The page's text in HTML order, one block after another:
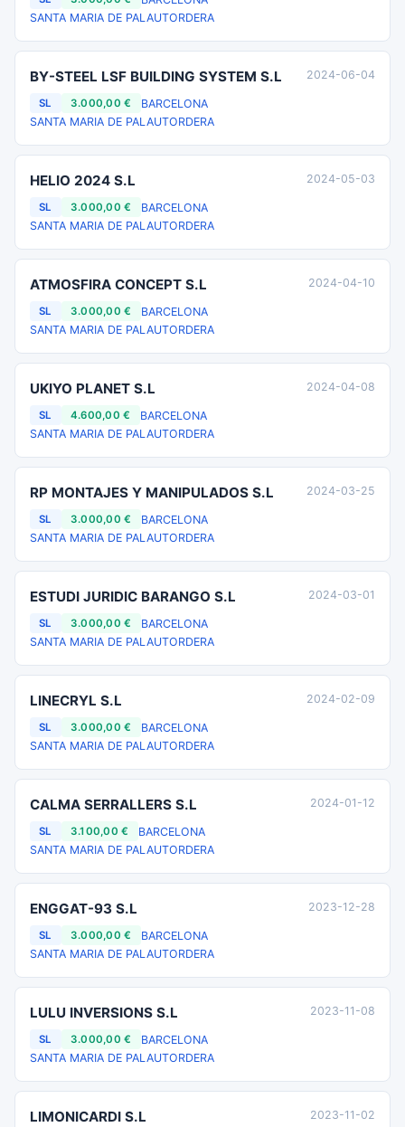
SANTA MARIA DE PALAUTORDERA
BY-STEEL LSF BUILDING SYSTEM S.L
SL 3.000,00 €
BARCELONA
SANTA MARIA DE PALAUTORDERA
2024-06-04
HELIO 2024 S.L
SL 3.000,00 €
BARCELONA
SANTA MARIA DE PALAUTORDERA
2024-05-03
ATMOSFIRA CONCEPT S.L
SL 3.000,00 €
BARCELONA
SANTA MARIA DE PALAUTORDERA
2024-04-10
UKIYO PLANET S.L
SL 4.600,00 €
BARCELONA
SANTA MARIA DE PALAUTORDERA
2024-04-08
RP MONTAJES Y MANIPULADOS S.L
SL 3.000,00 €
BARCELONA
SANTA MARIA DE PALAUTORDERA
2024-03-25
ESTUDI JURIDIC BARANGO S.L
SL 3.000,00 €
BARCELONA
SANTA MARIA DE PALAUTORDERA
2024-03-01
LINECRYL S.L
SL 3.000,00 €
BARCELONA
SANTA MARIA DE PALAUTORDERA
2024-02-09
CALMA SERRALLERS S.L
SL 3.100,00 €
BARCELONA
SANTA MARIA DE PALAUTORDERA
2024-01-12
ENGGAT-93 S.L
SL 3.000,00 €
BARCELONA
SANTA MARIA DE PALAUTORDERA
2023-12-28
LULU INVERSIONS S.L
SL 3.000,00 €
BARCELONA
SANTA MARIA DE PALAUTORDERA
2023-11-08
LIMONICARDI S.L 2023-11-02